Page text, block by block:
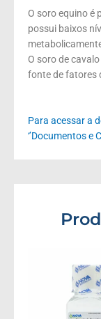
O soro equino é
possui baixos
O soro de
fonte de fatores
Para acessar a
‘’Documentos e